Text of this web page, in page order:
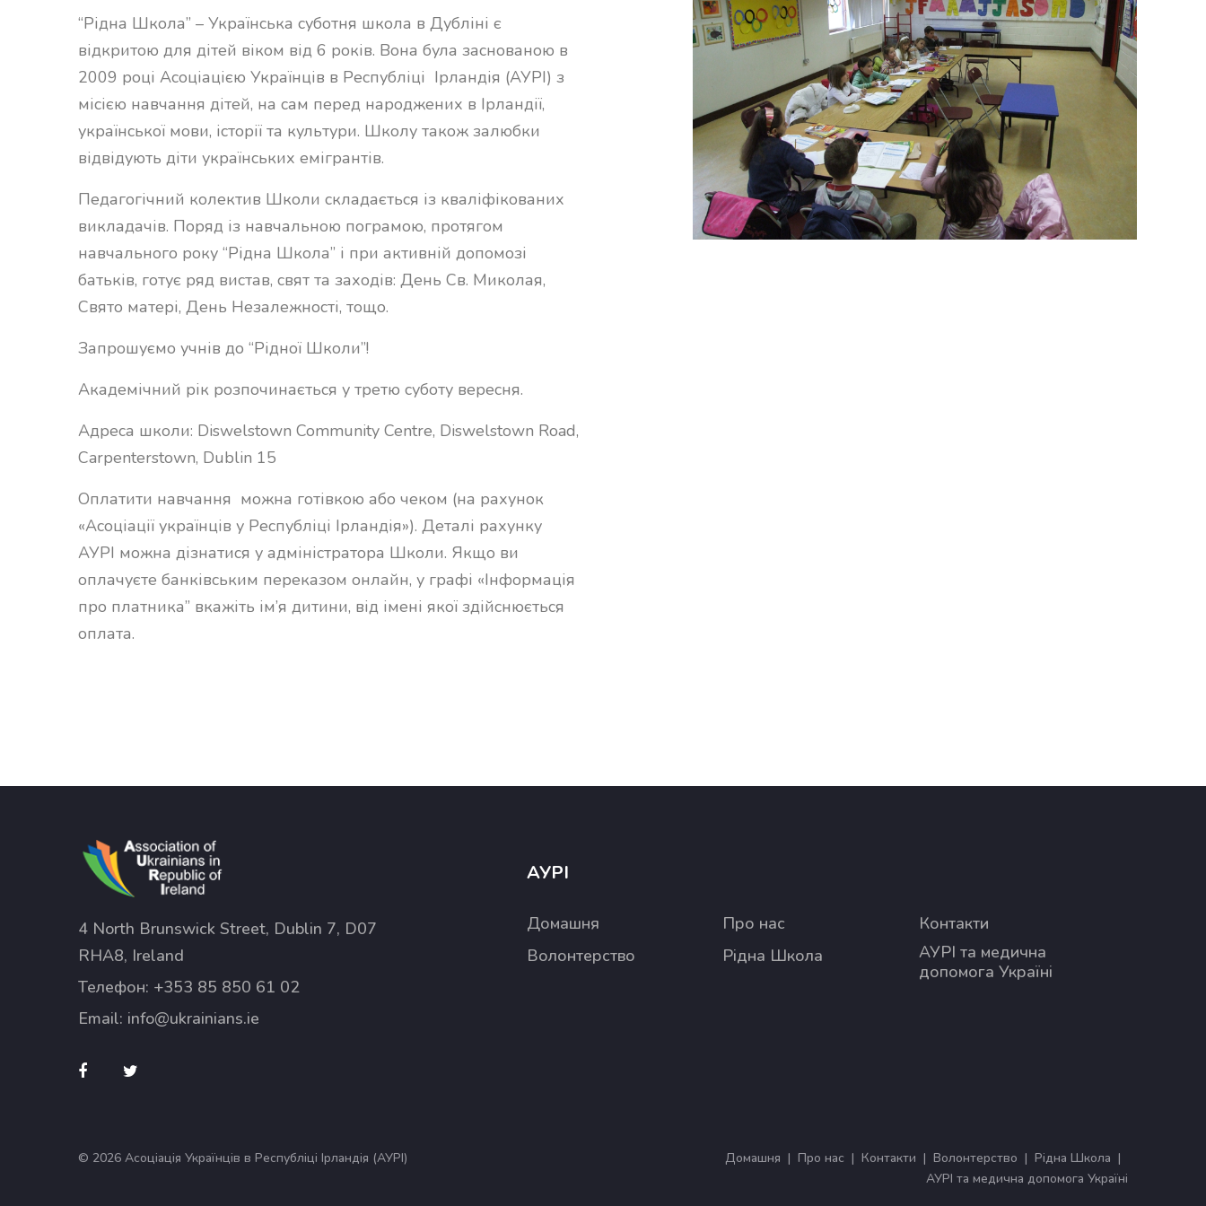
“Рідна Школа” – Українська суботня школа в Дубліні є
відкритою для дітей віком від 6 років. Вона була заснованою в
2009 році Асоціацією Українців в Республіці Ірландія (АУРІ) з
місією навчання дітей, на сам перед народжених в Ірландії,
української мови, історії та культури. Школу також залюбки
відвідують діти українських емігрантів.
Педагогічний колектив Школи складається із кваліфікованих
викладачів. Поряд із навчальною пограмою, протягом
навчального року “Рідна Школа” і при активній допомозі
батьків, готує ряд вистав, свят та заходів: День Св. Миколая,
Свято матері, День Незалежності, тощо.
Запрошуємо учнів до “Рідної Школи”!
Академічний рік розпочинається у третю суботу вересня.
Адреса школи: Diswelstown Community Centre, Diswelstown Road,
Carpenterstown, Dublin 15
Оплатити навчання можна готівкою або чеком (на рахунок
«Асоціації українців у Республіці Ірландія»). Деталі рахунку
АУРІ можна дізнатися у адміністратора Школи. Якщо ви
оплачуєте банківським переказом онлайн, у графі «Інформація
про платника” вкажіть ім’я дитини, від імені якої здійснюється
оплата.
4 North Brunswick Street, Dublin 7, D07
RHA8, Ireland
Телефон: +353 85 850 61 02
Email: info@ukrainians.ie
АУРІ
Домашня Про нас
Контакти
Волонтерство
Рідна Школа
АУРІ та медична
допомога Україні
© 2026 Асоціація Українців в Республіці Ірландія (АУРІ) Домашня Про нас Контакти Волонтерство
Рідна Школа
АУРІ та медична допомога Україні